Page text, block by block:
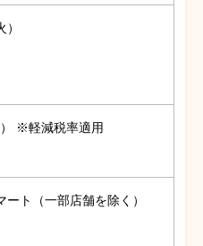
※軽減税率適用
ト（一部店舗を除く）